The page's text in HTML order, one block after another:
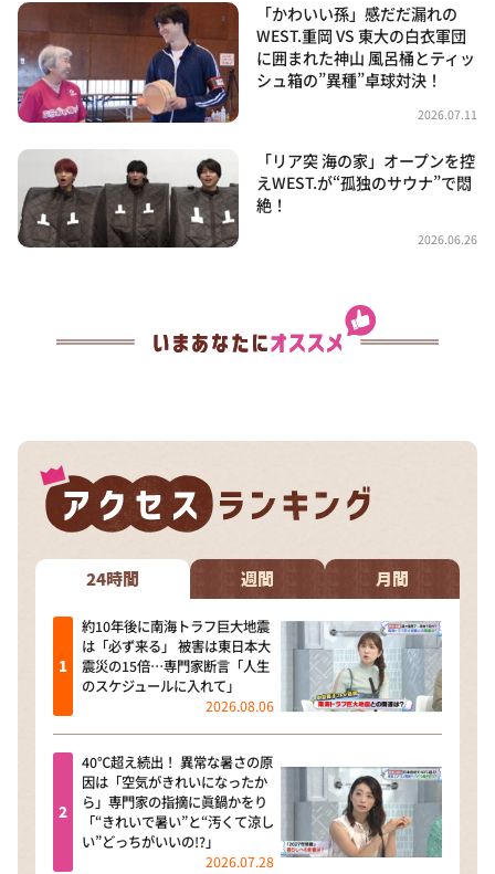
「かわいい孫」感だだ漏れの
WEST.重岡 VS 東大の白衣軍団
に囲まれた神山 風呂桶とティッ
シュ箱の”異種”卓球対決！
2026.07.11
「リア突 海の家」オープンを控
えWEST.が“孤独のサウナ”で悶
絶！
2026.06.26
24時間 週間 月間
約10年後に南海トラフ巨大地震
は「必ず来る」 被害は東日本大
震災の15倍…専門家断言「人生
のスケジュールに入れて」
2026.08.06
40℃超え続出！ 異常な暑さの原
因は「空気がきれいになったか
ら」専門家の指摘に眞鍋かをり
「“きれいで暑い”と“汚くて涼し
い”どっちがいいの!?」
2026.07.28